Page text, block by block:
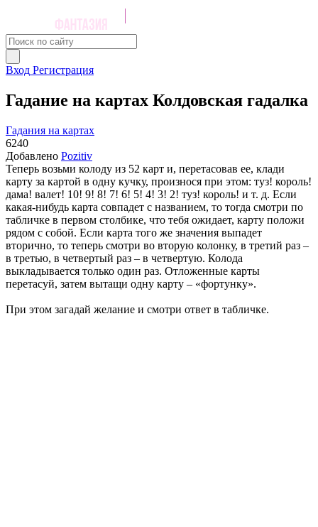
Вход Регистрация
Гадание на картах Колдовская гадалка
Гадания на картах
6240
Добавлено Pozitiv
Теперь возьми колоду из 52 карт и, перетасовав ее, клади
карту за картой в одну кучку, произнося при этом: туз! король!
дама! валет! 10! 9! 8! 7! 6! 5! 4! 3! 2! туз! король! и т. д. Если
какая-нибудь карта совпадет с названием, то тогда смотри по
табличке в первом столбике, что тебя ожидает, карту положи
рядом с собой. Если карта того же значения выпадет
вторично, то теперь смотри во вторую колонку, в третий раз –
в третью, в четвертый раз – в четвертую. Колода
выкладывается только один раз. Отложенные карты
перетасуй, затем вытащи одну карту – «фортунку».
При этом загадай желание и смотри ответ в табличке.